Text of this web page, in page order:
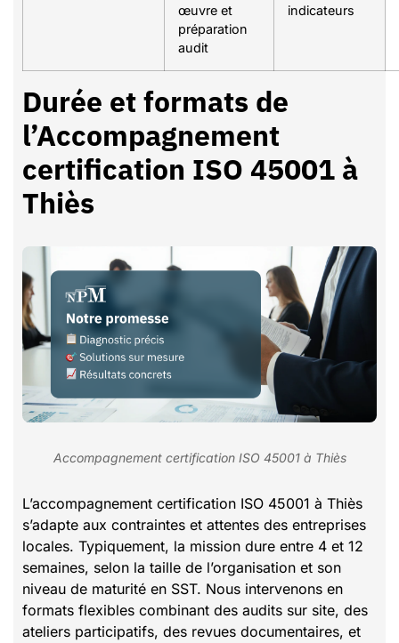
œuvre et
préparation
audit
indicateurs
Durée et formats de
l’Accompagnement
certification ISO 45001 à
Thiès
Accompagnement certification ISO 45001 à Thiès
L’accompagnement certification ISO 45001 à Thiès
s’adapte aux contraintes et attentes des entreprises
locales. Typiquement, la mission dure entre 4 et 12
semaines, selon la taille de l’organisation et son
niveau de maturité en SST. Nous intervenons en
formats flexibles combinant des audits sur site, des
ateliers participatifs, des revues documentaires, et